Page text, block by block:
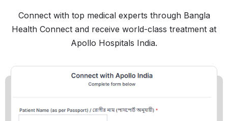
Connect with top medical experts through Bangla
Health Connect and receive world-class treatment at
Apollo Hospitals India.